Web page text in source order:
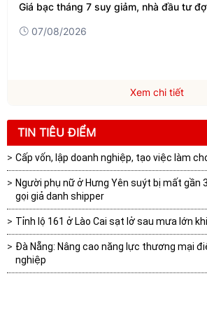
Giá bạc tháng 7 suy giảm, nhà đầu tư
07/08/2026
Xem chi tiết
TIN TIÊU ĐIỂM
Cấp vốn, lập doanh nghiệp, tạo việc làm
Người phụ nữ ở Hưng Yên suýt bị mất gần
gọi giả danh shipper
Tỉnh lộ 161 ở Lào Cai sạt lở sau mưa lớn
Đà Nẵng: Nâng cao năng lực thương mại
nghiệp